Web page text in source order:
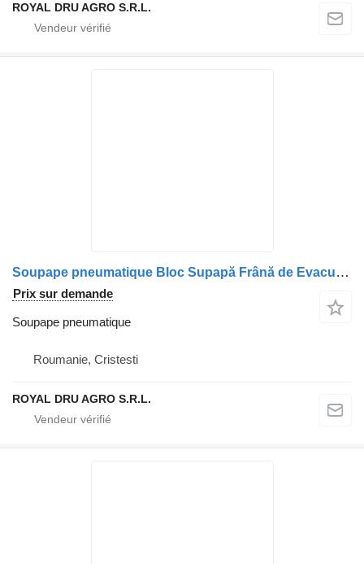
ROYAL DRU AGRO S.R.L.
Soupape pneumatique Bloc Supapă Frână de Evacuare pour camion MAN 81156106011/81156106010/81156100001/51521600002/51259020125
Prix sur demande
Soupape pneumatique
Roumanie, Cristesti
ROYAL DRU AGRO S.R.L.